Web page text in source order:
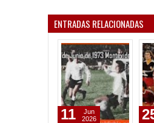
ENTRADAS RELACIONADAS
11
Jun
2026